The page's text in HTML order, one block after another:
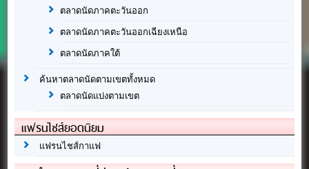
ตลาดนัดภาคตะวันออก
ตลาดนัดภาคตะวันออกเฉียงเหนือ
ตลาดนัดภาคใต้
ค้นหาตลาดนัดตามเขตทั้งหมด
ตลาดนัดแบ่งตามเขต
แฟรนไชส์ยอดนิยม
แฟรนไชส์กาแฟ